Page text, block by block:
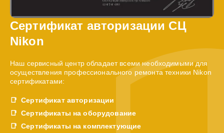
Сертификат авторизации СЦ
Nikon
Наш сервисный центр обладает всеми необходимыми для
осуществления профессионального ремонта техники Nikon
сертификатами:
Сертификат авторизации
Сертификаты на оборудование
Сертификаты на комплектующие